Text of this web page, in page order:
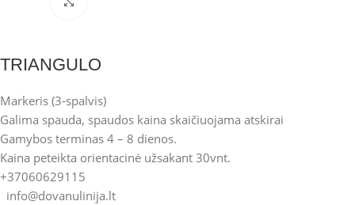
TRIANGULO
Markeris (3-spalvis)
Galima spauda, spaudos kaina skaičiuojama atskirai
Gamybos terminas 4 – 8 dienos.
Kaina peteikta orientacinė užsakant 30vnt.
+37060629115
info@dovanulinija.lt